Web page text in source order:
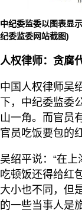
中纪委监委以图表显
纪委监委网站截图)
人权律师：贪腐
中国人权律师吴
下，中纪委监委
山一角。而官员
官员吃饭要包的
吴绍平说：“在
吃顿饭还得给红
大小也不同，但
的一些当事人是